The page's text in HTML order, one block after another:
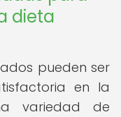
dieta
pueden ser
en la
variedad de